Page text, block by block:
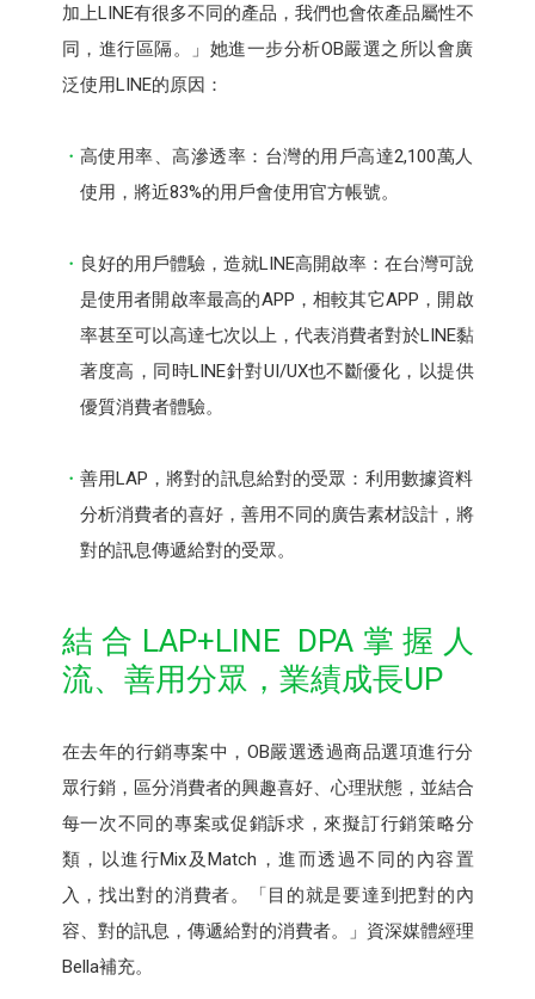
加上LINE有很多不同的產品，我們也會依產品屬性不
同，進行區隔。」她進一步分析OB嚴選之所以會廣
泛使用LINE的原因：
高使用率、高滲透率：台灣的用戶高達2,100萬人
使用，將近83%的用戶會使用官方帳號。
良好的用戶體驗，造就LINE高開啟率：在台灣可說
是使用者開啟率最高的APP，相較其它APP，開啟
率甚至可以高達七次以上，代表消費者對於LINE黏
著度高，同時LINE針對UI/UX也不斷優化，以提供
優質消費者體驗。
善用LAP，將對的訊息給對的受眾：利用數據資料
分析消費者的喜好，善用不同的廣告素材設計，將
對的訊息傳遞給對的受眾。
結合LAP+LINE DPA掌握人
流、善用分眾，業績成長UP
在去年的行銷專案中，OB嚴選透過商品選項進行分
眾行銷，區分消費者的興趣喜好、心理狀態，並結合
每一次不同的專案或促銷訴求，來擬訂行銷策略分
類，以進行Mix及Match，進而透過不同的內容置
入，找出對的消費者。「目的就是要達到把對的內
容、對的訊息，傳遞給對的消費者。」資深媒體經理
Bella補充。